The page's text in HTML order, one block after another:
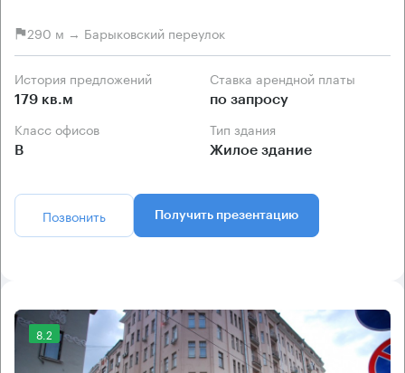
290 м → Барыковский переулок
История предложений
179 кв.м
Ставка арендной платы
по запросу
Класс офисов
B
Тип здания
Жилое здание
Позвонить Получить презентацию
8.2